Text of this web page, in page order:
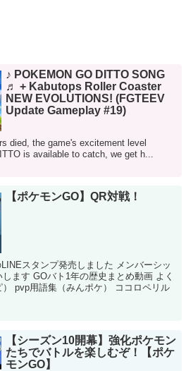
♪ POKEMON GO DITTO SONG
♬ + Kabutops Roller Coaster
NEW EVOLUTIONS! (FGTEEV
Update Gameplay #19)
died, the game's excitement level
is available to catch, we get h...
【ポケモンGO】QR対戦！
スタンプ発売しました メンバーシッ
ます GOバト1年の歴史まとめ動画 よく
pvp用語集（みんポケ） ココロペリル
【シーズン10開幕】強化ポケモン
たちでバトルを楽しむぞ！【ポケ
モンGO】